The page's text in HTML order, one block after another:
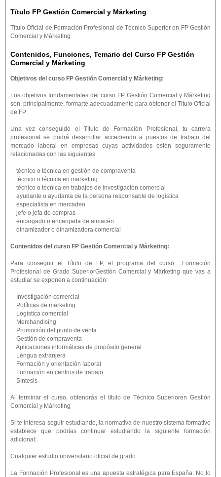
Título FP Gestión Comercial y Márketing
Título Oficial de Formación Profesional de Técnico Superior en FP Gestión
Comercial y Márketing
Contenidos, Funciones, Temario del Curso FP Gestión
Comercial y Márketing
Objetivos del curso FP Gestión Comercial y Márketing:
Los objetivos fundamentales del curso FP Gestión Comercial y Márketing
son, principalmente, formarte adecuadamente para obtener el Titulo Oficial
de FP.
Una vez conseguido el Título de Formación Profesional, tu carrera
profesional se podrá desarrollar accediendo a puestos de trabajo del
mercado laboral en empresas cuyas actividades estén seguramente
relacionadas con las siguientes:
técnico o técnica en gestión de compraventa
técnico o técnica en marketing
técnico o técnica en trabajos de investigación comercial
ayudante o ayudanta de la persona responsable de logística
especialista en mercadeo
jefe o jefa de compras
encargado o encargada de almacén
dinamizador o dinamizadora comercial
Contenidos del curso FP Gestión Comercial y Márketing:
Para conseguir el Título de FP, el programa del curso Formación
Profesional de Grado SuperiorGestión Comercial y Márketing que vas a
estudiar se exponen a continuación:
Investigación comercial
Políticas de marketing
Logística comercial
Merchandising
Promoción del punto de venta
Gestión de compraventa
Aplicaciones informáticas de propósito general
Lengua extranjera
Formación y orientación laboral
Formación en centros de trabajo
Síntesis
Al terminar el curso, obtendrás el título de Técnico Superioren Gestión
Comercial y Márketing
Si te interesa seguir estudiando, la normativa de nuestro sistema formativo
establece que podrías continuar estudiando la siguiente formación
adicional:
Cualquier estudio universitario oficial de grado
La Formación Profesional es una apuesta estratégica para España. No lo